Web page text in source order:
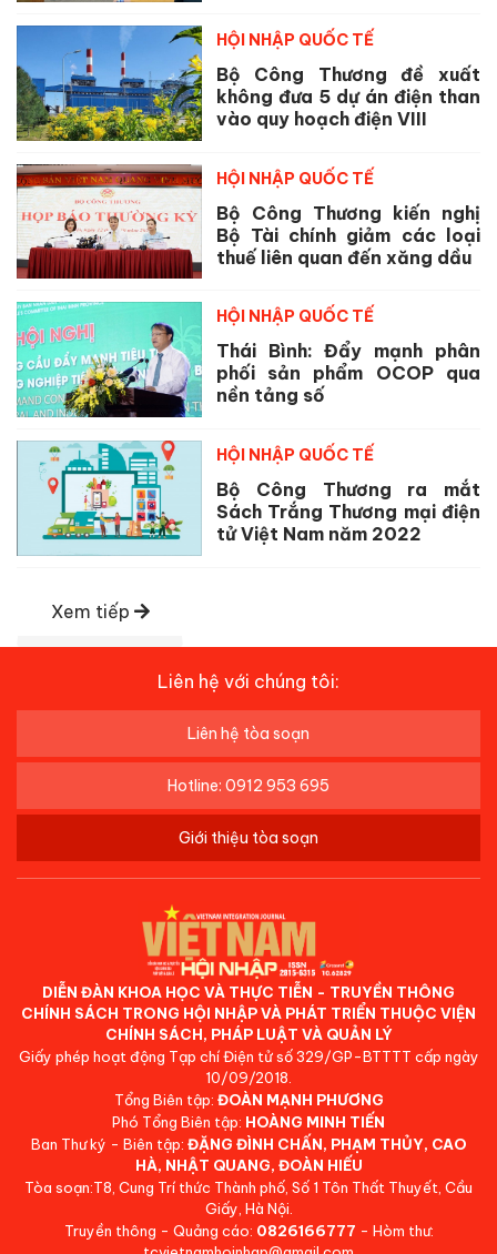
HỘI NHẬP QUỐC TẾ
Bộ Công Thương đề xuất
không đưa 5 dự án điện than
vào quy hoạch điện VIII
HỘI NHẬP QUỐC TẾ
Bộ Công Thương kiến nghị
Bộ Tài chính giảm các loại
thuế liên quan đến xăng dầu
HỘI NHẬP QUỐC TẾ
Thái Bình: Đẩy mạnh phân
phối sản phẩm OCOP qua
nền tảng số
HỘI NHẬP QUỐC TẾ
Bộ Công Thương ra mắt
Sách Trắng Thương mại điện
tử Việt Nam năm 2022
Xem tiếp
Liên hệ với chúng tôi:
Liên hệ tòa soạn
Hotline: 0912 953 695
Giới thiệu tòa soạn
DIỄN ĐÀN KHOA HỌC VÀ THỰC TIỄN - TRUYỀN THÔNG
CHÍNH SÁCH TRONG HỘI NHẬP VÀ PHÁT TRIỂN THUỘC VIỆN
CHÍNH SÁCH, PHÁP LUẬT VÀ QUẢN LÝ
Giấy phép hoạt động Tạp chí Điện tử số 329/GP-BTTTT cấp ngày
10/09/2018.
Tổng Biên tập: ĐOÀN MẠNH PHƯƠNG
Phó Tổng Biên tập: HOÀNG MINH TIẾN
Ban Thư ký - Biên tập: ĐẶNG ĐÌNH CHẤN, PHẠM THỦY, CAO
HÀ, NHẬT QUANG, ĐOÀN HIẾU
Tòa soạn:T8, Cung Trí thức Thành phố, Số 1 Tôn Thất Thuyết, Cầu
Giấy, Hà Nội.
Truyền thông - Quảng cáo: 0826166777 - Hòm thư: